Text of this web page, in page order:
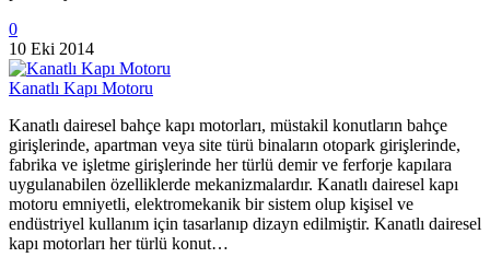
0
10 Eki 2014
Kanatlı Kapı Motoru
Kanatlı dairesel bahçe kapı motorları, müstakil konutların bahçe
girişlerinde, apartman veya site türü binaların otopark girişlerinde,
fabrika ve işletme girişlerinde her türlü demir ve ferforje kapılara
uygulanabilen özelliklerde mekanizmalardır. Kanatlı dairesel kapı
motoru emniyetli, elektromekanik bir sistem olup kişisel ve
endüstriyel kullanım için tasarlanıp dizayn edilmiştir. Kanatlı dairesel
kapı motorları her türlü konut…